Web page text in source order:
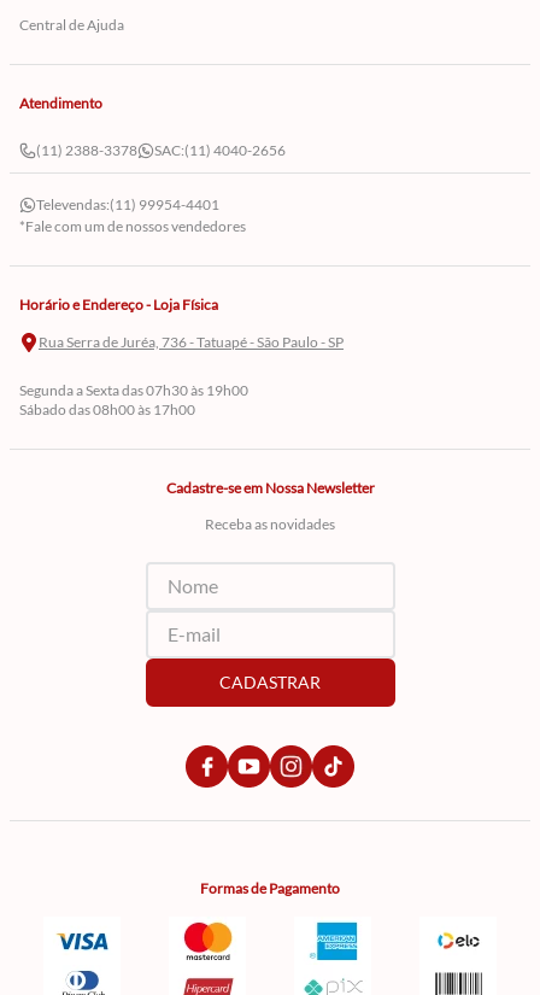
Central de Ajuda
Atendimento
(11) 2388-3378 SAC:(11) 4040-2656
Televendas:(11) 99954-4401
*Fale com um de nossos vendedores
Horário e Endereço - Loja Física
Rua Serra de Juréa, 736 - Tatuapé - São Paulo - SP
Segunda a Sexta das 07h30 às 19h00
Sábado das 08h00 às 17h00
Cadastre-se em Nossa Newsletter
Receba as novidades
CADASTRAR
Formas de Pagamento